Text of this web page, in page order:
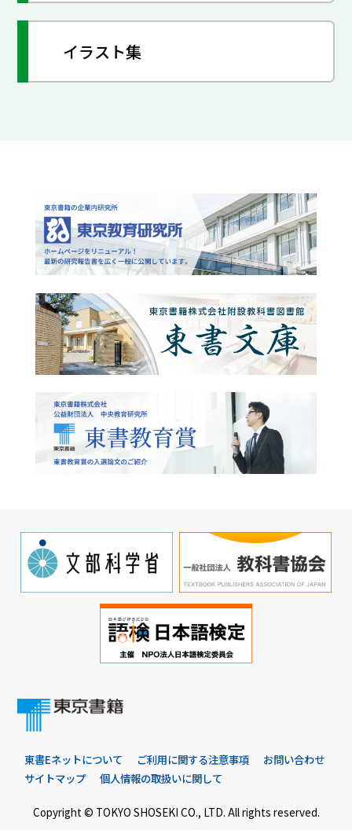
イラスト集
東書Eネットについて ご利用に関する注意事項
お問い合わせ
サイトマップ
個人情報の取扱いに関して
Copyright © TOKYO SHOSEKI CO., LTD. All rights reserved.